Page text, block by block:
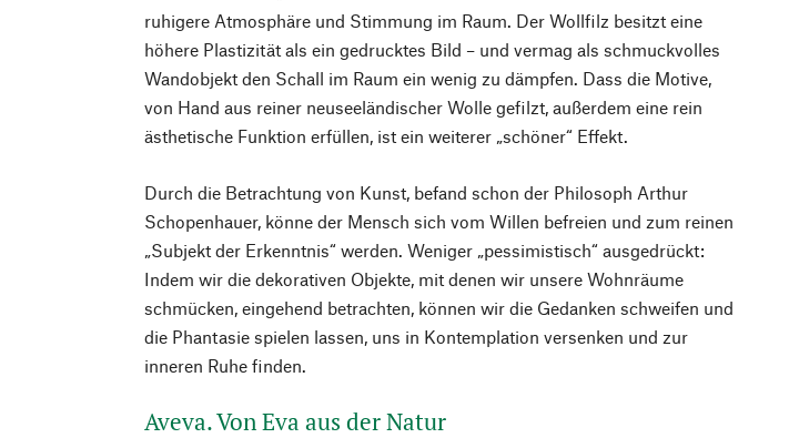
ruhigere Atmosphäre und Stimmung im Raum. Der Wollfilz besitzt eine
höhere Plastizität als ein gedrucktes Bild – und vermag als schmuckvolles
Wandobjekt den Schall im Raum ein wenig zu dämpfen. Dass die Motive,
von Hand aus reiner neuseeländischer Wolle gefilzt, außerdem eine rein
ästhetische Funktion erfüllen, ist ein weiterer „schöner“ Effekt.
Durch die Betrachtung von Kunst, befand schon der Philosoph Arthur
Schopenhauer, könne der Mensch sich vom Willen befreien und zum reinen
„Subjekt der Erkenntnis“ werden. Weniger „pessimistisch“ ausgedrückt:
Indem wir die dekorativen Objekte, mit denen wir unsere Wohnräume
schmücken, eingehend betrachten, können wir die Gedanken schweifen und
die Phantasie spielen lassen, uns in Kontemplation versenken und zur
inneren Ruhe finden.
Aveva. Von Eva aus der Natur